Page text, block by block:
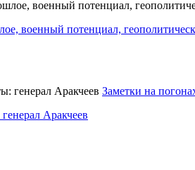
военный потенциал,
Заметки на
Аракчеев